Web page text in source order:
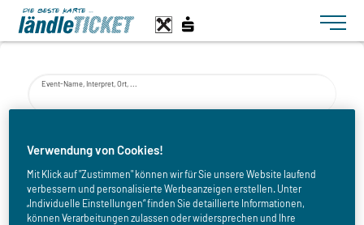
Toggle
Event-Name, Interpret, Ort, ...
bis
Verwendung von Cookies!
Mit Klick auf "Zustimmen" können wir für Sie unsere Website laufend
verbessern und personalisierte Werbeanzeigen erstellen. Unter
„Individuelle Einstellungen“ finden Sie detaillierte Informationen,
können Verarbeitungen zulassen oder widersprechen und Ihre